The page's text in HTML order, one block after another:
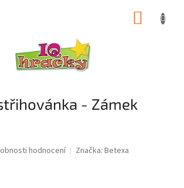
- Zámek
hodnocení Značka: Betexa